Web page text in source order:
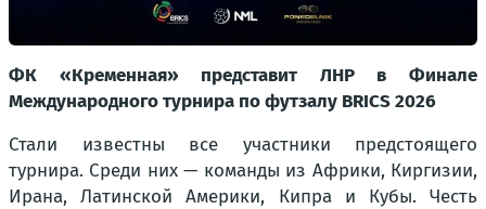
ФК «Кременная» представит ЛНР в Финале
Международного турнира по футзалу BRICS 2026
Стали известны все участники предстоящего
турнира. Среди них — команды из Африки, Киргизии,
Ирана, Латинской Америки, Кипра и Кубы. Честь